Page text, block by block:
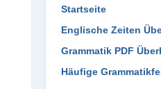
Startseite
Englische Zeiten
Grammatik PDF
Häufige